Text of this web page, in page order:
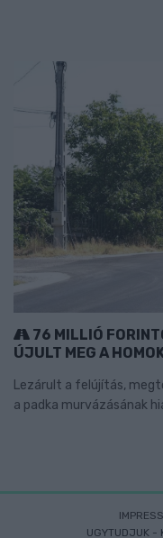
76 MILLIÓ
ÚJULT MEG A
Lezárult a felújítás,
a padka murvázásának
UGYTUDJUK